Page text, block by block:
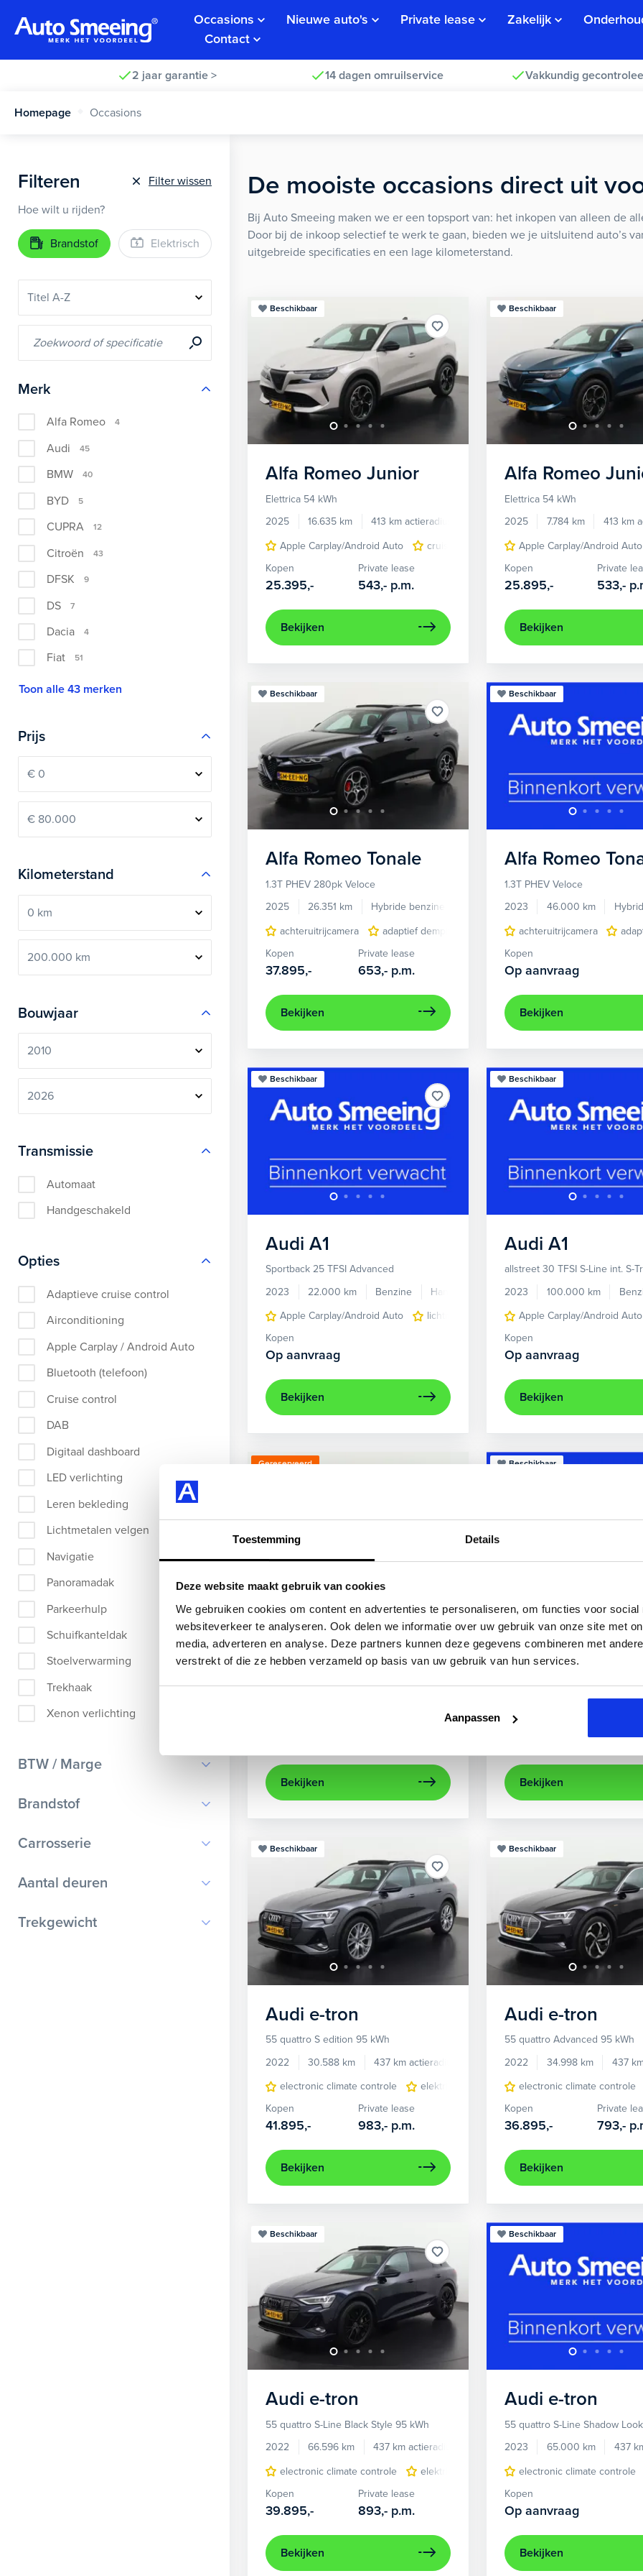
Toestemming Details
Deze website maakt gebruik van cookies
We gebruiken cookies om content en advertenties te personaliseren, om functies voor social
websiteverkeer te analyseren. Ook delen we informatie over uw gebruik van onze site met
media, adverteren en analyse. Deze partners kunnen deze gegevens combineren met
verstrekt of die ze hebben verzameld op basis van uw gebruik van hun services.
Aanpassen
Occasions Nieuwe auto's Private lease Zakelijk
Contact
2 jaar garantie > 14 dagen omruilservice Vakkundig
Homepage Occasions
Filteren
Filter wissen
Hoe wilt u rijden?
Brandstof Elektrisch
Merk
Alfa Romeo 4
Audi 45
BMW 40
BYD 5
CUPRA 12
Citroën 43
DFSK 9
DS 7
Dacia 4
Fiat 51
Toon alle 43 merken
Prijs
Kilometerstand
Bouwjaar
Transmissie
Automaat
Handgeschakeld
Opties
Adaptieve cruise control
Airconditioning
Apple Carplay / Android Auto
Bluetooth (telefoon)
Cruise control
DAB
Digitaal dashboard
LED verlichting
Leren bekleding
Lichtmetalen velgen
Navigatie
Panoramadak
Parkeerhulp
Schuifkanteldak
Stoelverwarming
Trekhaak
Xenon verlichting
BTW / Marge
BTW
Brandstof
Benzine
Elektrisch
Hybride benzine
Carrosserie
Bestelauto
Chassis cabine
Aantal deuren
Trekgewicht
De mooiste occasions direct uit
Bij Auto Smeeing maken we er een topsport van: het inkopen van alleen de
Door bij de inkoop selectief te werk te gaan, bieden we je uitsluitend auto’s
uitgebreide specificaties en een lage kilometerstand.
Beschikbaar
Alfa Romeo Junior
Elettrica 54 kWh
2025
16.635 km 413 km actieradius
Elektrisch
Apple Carplay/Android Auto
cruise control adaptief LED koplampen
Kopen
25.395,-
Private lease
543,- p.m.
Bekijken
Beschikbaar
Alfa Romeo
Elettrica 54 kWh
2025
7.784 km 413 km
Apple Carplay/Android Auto
Kopen
25.895,-
Private
533,-
Bekijken
Beschikbaar
Alfa Romeo Tonale
1.3T PHEV 280pk Veloce
2025
26.351 km Hybride benzine
Automaat
achteruitrijcamera
adaptief demping systeem audio installatie premium
Kopen
37.895,-
Private lease
653,- p.m.
Bekijken
Beschikbaar
Alfa Romeo
1.3T PHEV Veloce
2023
46.000 km
achteruitrijcamera
Kopen
Op aanvraag
Bekijken
Beschikbaar
Audi A1
Sportback 25 TFSI Advanced
2023
22.000 km Benzine
Handgeschakeld
Apple Carplay/Android Auto
lichtmetalen velgen 5-spaaks 17"
Kopen
Op aanvraag
Bekijken
Beschikbaar
Audi A1
allstreet 30 TFSI S-Line int. S-
2023
100.000 km
Apple Carplay/Android Auto
Kopen
Op aanvraag
Bekijken
Gereserveerd
Audi A3
Sportback 40 TFSIe Advanced
lichtmetalen
Bekijken
Beschikbaar
Audi A3
Sportback 40 TFSIe Plug-In
achteruitrijcamera
Kopen
Bekijken
Beschikbaar
Audi e-tron
55 quattro S edition 95 kWh
2022
30.588 km 437 km actieradius
Elektrisch
electronic climate controle
elektrisch glazen panorama-dak lederen/stof
Kopen
41.895,-
Private lease
983,- p.m.
Bekijken
Beschikbaar
Audi e-tron
55 quattro Advanced 95 kWh
2022
34.998 km 437
electronic climate controle
Kopen
36.895,-
Private
793,-
Bekijken
Beschikbaar
Audi e-tron
55 quattro S-Line Black Style 95 kWh
2022
66.596 km 437 km actieradius
Elektrisch
electronic climate controle
elektrisch glazen panorama-dak lichtmetalen
Kopen
39.895,-
Private lease
893,- p.m.
Bekijken
Beschikbaar
Audi e-tron
55 quattro S-Line Shadow
2023
65.000 km 437
electronic climate controle
Kopen
Op aanvraag
Bekijken